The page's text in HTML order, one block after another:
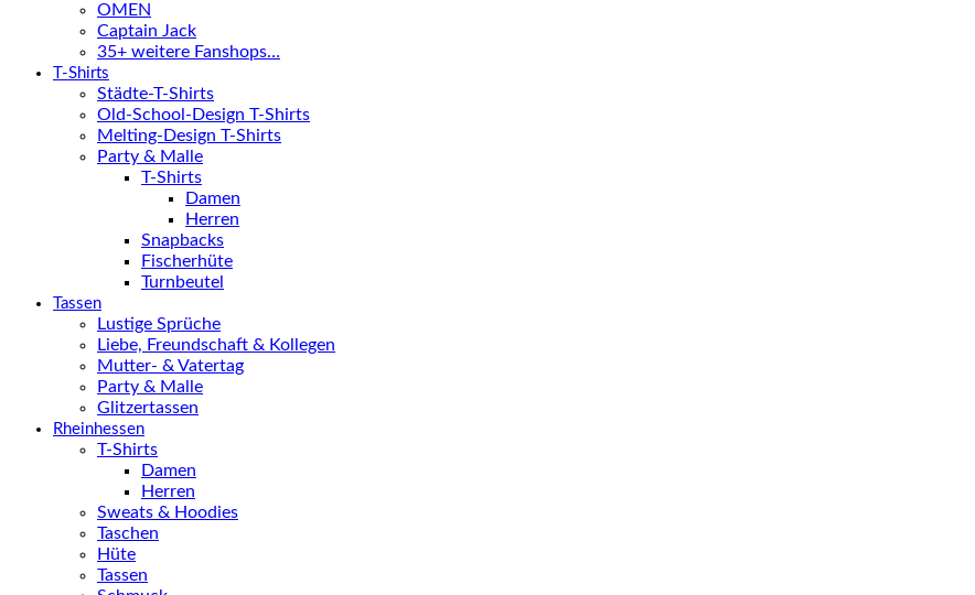
OMEN
Captain Jack
35+ weitere Fanshops…
T-Shirts
Städte-T-Shirts
Old-School-Design T-Shirts
Melting-Design T-Shirts
Party & Malle
T-Shirts
Damen
Herren
Snapbacks
Fischerhüte
Turnbeutel
Tassen
Lustige Sprüche
Liebe, Freundschaft & Kollegen
Mutter- & Vatertag
Party & Malle
Glitzertassen
Rheinhessen
T-Shirts
Damen
Herren
Sweats & Hoodies
Taschen
Hüte
Tassen